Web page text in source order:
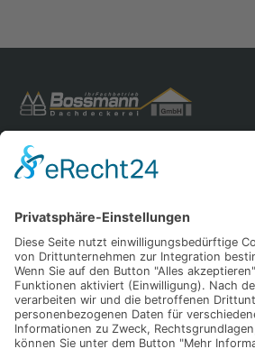
Dächer & Dachsysteme
Spenglerarbeiten
Nachhaltigkeit & Zusatzleistungen
Kontakt